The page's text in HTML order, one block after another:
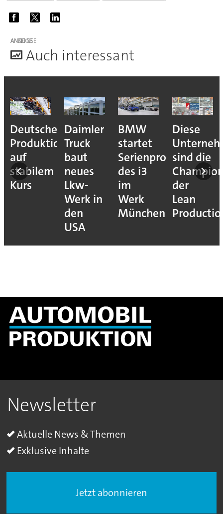
ANZEIGE
Auch interessant
Deutsche
Produktion
auf
stabilem
Kurs
Daimler
Truck
baut
neues
Lkw-
Werk in
den
USA
BMW
startet
Serienproduktion
des i3
im
Werk
München
Diese
sind die
der
Lean
Newsletter
Aktuelle News & Themen
Exklusive Inhalte
Jetzt abonnieren